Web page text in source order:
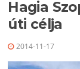
Hagia
úti célja
2014-11-17